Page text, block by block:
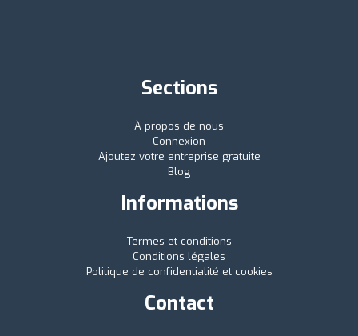
Sections
À propos de nous
Connexion
Ajoutez votre entreprise gratuite
Blog
Informations
Termes et conditions
Conditions légales
Politique de confidentialité et cookies
Contact